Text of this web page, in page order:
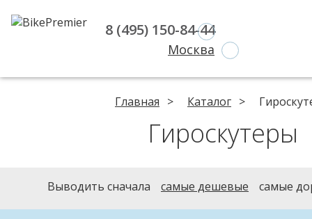
8 (495) 150-84-44
Москва
Главная Каталог
Гироскутеры
Выводить сначала самые дешевые самые